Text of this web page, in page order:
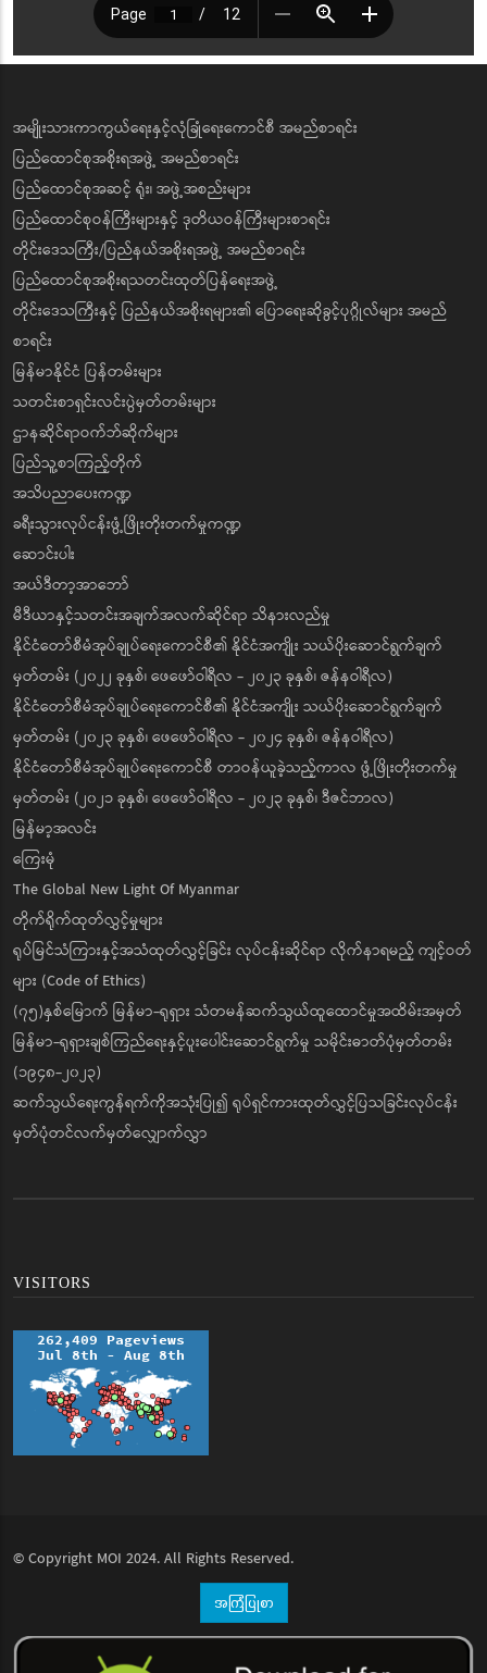
အမျိုးသားကာကွယ်ရေးနှင့်လုံခြုံရေးကောင်စီ အမည်စာရင်း
ပြည်ထောင်စုအစိုးရအဖွဲ့ အမည်စာရင်း
ပြည်ထောင်စုအဆင့် ရုံး၊ အဖွဲ့အစည်းများ
ပြည်ထောင်စုဝန်ကြီးများနှင့် ဒုတိယဝန်ကြီးများစာရင်း
တိုင်းဒေသကြီး/ပြည်နယ်အစိုးရအဖွဲ့ အမည်စာရင်း
ပြည်ထောင်စုအစိုးရသတင်းထုတ်ပြန်ရေးအဖွဲ့
တိုင်းဒေသကြီးနှင့် ပြည်နယ်အစိုးရများ၏ ပြောရေးဆိုခွင့်ပုဂ္ဂိုလ်များ အမည်
စာရင်း
မြန်မာနိုင်ငံ ပြန်တမ်းများ
သတင်းစာရှင်းလင်းပွဲမှတ်တမ်းများ
ဌာနဆိုင်ရာဝက်ဘ်ဆိုက်များ
ပြည်သူ့စာကြည့်တိုက်
အသိပညာပေးကဏ္ဍ
ခရီးသွားလုပ်ငန်းဖွံ့ဖြိုးတိုးတက်မှုကဏ္ဍ
ဆောင်းပါး
အယ်ဒီတာ့အာဘော်
မီဒီယာနှင့်သတင်းအချက်အလက်ဆိုင်ရာ သိနားလည်မှု
နိုင်ငံတော်စီမံအုပ်ချုပ်ရေးကောင်စီ၏ နိုင်ငံအကျိုး သယ်ပိုးဆောင်ရွက်ချက်
မှတ်တမ်း (၂၀၂၂ ခုနှစ်၊ ဖေဖော်ဝါရီလ - ၂၀၂၃ ခုနှစ်၊ ဇန်နဝါရီလ)
နိုင်ငံတော်စီမံအုပ်ချုပ်ရေးကောင်စီ၏ နိုင်ငံအကျိုး သယ်ပိုးဆောင်ရွက်ချက်
မှတ်တမ်း (၂၀၂၃ ခုနှစ်၊ ဖေဖော်ဝါရီလ - ၂၀၂၄ ခုနှစ်၊ ဇန်နဝါရီလ)
နိုင်ငံတော်စီမံအုပ်ချုပ်ရေးကောင်စီ တာဝန်ယူခဲ့သည့်ကာလ ဖွံ့ဖြိုးတိုးတက်မှု
မှတ်တမ်း (၂၀၂၁ ခုနှစ်၊ ဖေဖော်ဝါရီလ - ၂၀၂၃ ခုနှစ်၊ ဒီဇင်ဘာလ)
မြန်မာ့အလင်း
ကြေးမုံ
The Global New Light Of Myanmar
တိုက်ရိုက်ထုတ်လွှင့်မှုများ
ရုပ်မြင်သံကြားနှင့်အသံထုတ်လွှင့်ခြင်း လုပ်ငန်းဆိုင်ရာ လိုက်နာရမည့် ကျင့်ဝတ်
များ (Code of Ethics)
(၇၅)နှစ်မြောက် မြန်မာ-ရုရှား သံတမန်ဆက်သွယ်ထူထောင်မှုအထိမ်းအမှတ်
မြန်မာ-ရုရှားချစ်ကြည်ရေးနှင့်ပူးပေါင်းဆောင်ရွက်မှု သမိုင်းဓာတ်ပုံမှတ်တမ်း
(၁၉၄၈-၂၀၂၃)
ဆက်သွယ်ရေးကွန်ရက်ကိုအသုံးပြု၍ ရုပ်ရှင်ကားထုတ်လွှင့်ပြသခြင်းလုပ်ငန်း
မှတ်ပုံတင်လက်မှတ်လျှောက်လွှာ
VISITORS
© Copyright MOI 2024. All Rights Reserved.
အကြံပြုစာ